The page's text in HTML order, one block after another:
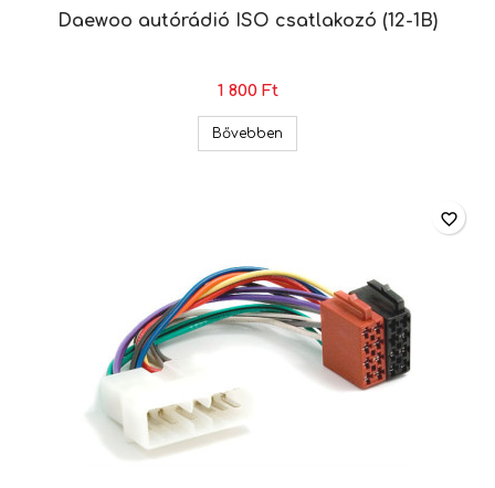
Daewoo autórádió ISO csatlakozó (12-1B)
1 800 Ft
Bővebben
favorite_border